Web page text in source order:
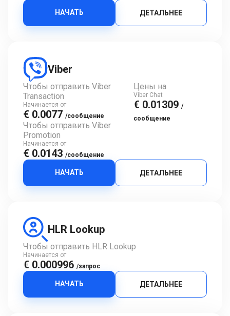
НАЧАТЬ ДЕТАЛЬНЕЕ
Viber
Чтобы отправить Viber
Transaction
Начинается от
€ 0.0077 /сообщение
Чтобы отправить Viber
Promotion
Начинается от
€ 0.0143 /сообщение
Цены на
Viber Chat
€ 0.01309/
сообщение
НАЧАТЬ ДЕТАЛЬНЕЕ
HLR Lookup
Чтобы отправить HLR Lookup
Начинается от
€ 0.000996 /запрос
НАЧАТЬ ДЕТАЛЬНЕЕ